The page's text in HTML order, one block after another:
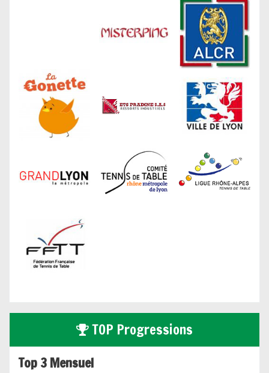
TOP Progressions
Top 3 Mensuel